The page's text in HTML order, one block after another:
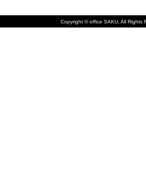
Copyright © office SAKU, All Rights